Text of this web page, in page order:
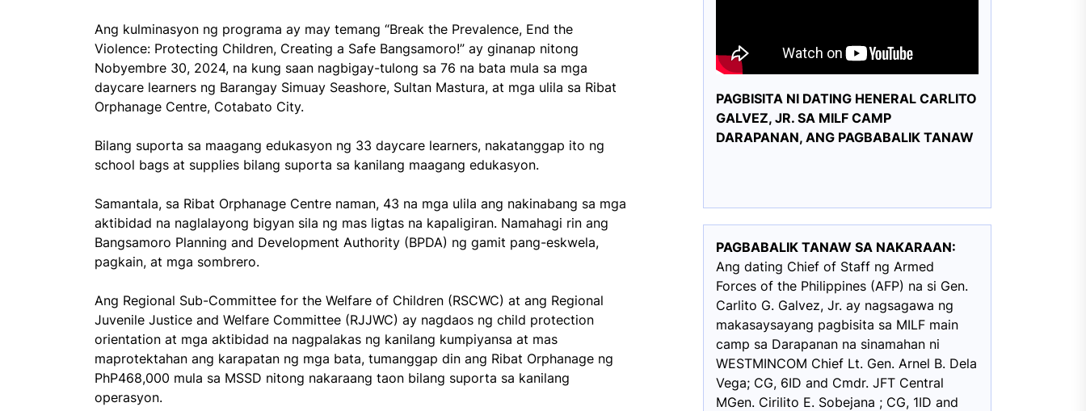
Ang kulminasyon ng programa ay may temang “Break the Prevalence, End the
Violence: Protecting Children, Creating a Safe Bangsamoro!” ay ginanap nitong
Nobyembre 30, 2024, na kung saan nagbigay-tulong sa 76 na bata mula sa mga
daycare learners ng Barangay Simuay Seashore, Sultan Mastura, at mga ulila sa Ribat
Orphanage Centre, Cotabato City.
Bilang suporta sa maagang edukasyon ng 33 daycare learners, nakatanggap ito ng
school bags at supplies bilang suporta sa kanilang maagang edukasyon.
Samantala, sa Ribat Orphanage Centre naman, 43 na mga ulila ang nakinabang sa mga
aktibidad na naglalayong bigyan sila ng mas ligtas na kapaligiran. Namahagi rin ang
Bangsamoro Planning and Development Authority (BPDA) ng gamit pang-eskwela,
pagkain, at mga sombrero.
Ang Regional Sub-Committee for the Welfare of Children (RSCWC) at ang Regional
Juvenile Justice and Welfare Committee (RJJWC) ay nagdaos ng child protection
orientation at mga aktibidad na nagpalakas ng kanilang kumpiyansa at mas
maprotektahan ang karapatan ng mga bata, tumanggap din ang Ribat Orphanage ng
PhP468,000 mula sa MSSD nitong nakaraang taon bilang suporta sa kanilang
operasyon.
PAGBISITA NI DATING HENERAL CARLITO
GALVEZ, JR. SA MILF CAMP
DARAPANAN, ANG PAGBABALIK TANAW
PAGBABALIK TANAW SA NAKARAAN:
Ang dating Chief of Staff ng Armed
Forces of the Philippines (AFP) na si Gen.
Carlito G. Galvez, Jr. ay nagsagawa ng
makasaysayang pagbisita sa MILF main
camp sa Darapanan na sinamahan ni
WESTMINCOM Chief Lt. Gen. Arnel B. Dela
Vega; CG, 6ID and Cmdr. JFT Central
MGen. Cirilito E. Sobejana ; CG, 1ID and